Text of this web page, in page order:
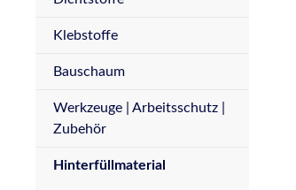
Klebstoffe
Bauschaum
Werkzeuge | Arbeitsschutz |
Zubehör
Hinterfüllmaterial